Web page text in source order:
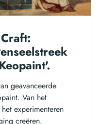
geavanceerde
Van het
experimenteren
creëren,